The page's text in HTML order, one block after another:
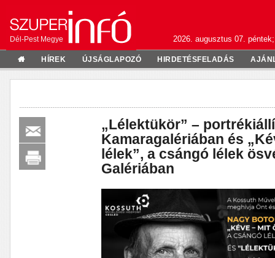
Dél-Pest Megye 2026. augusztus 07.
HÍREK ÚJSÁGLAPOZÓ HIRDETÉSFELADÁS
„Lélektükör” –
Kamaragalériában és
lélek”, a csángó lélek
Galériában